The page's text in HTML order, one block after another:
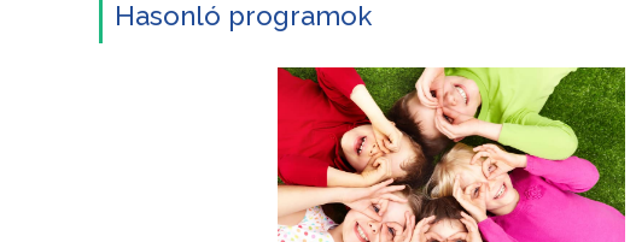
Hasonló programok